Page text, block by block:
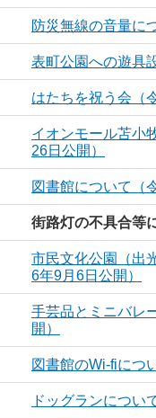
防災無線の音量に
表町公園への遊具
はたちを祝う会（
イオンモール苫小
26日公開）
図書館について（
街路灯の不具合等
市民文化公園（出
6年9月6日公開）
手芸品とミニバレ
開）
図書館のWi-fiにつ
ドッグランについ